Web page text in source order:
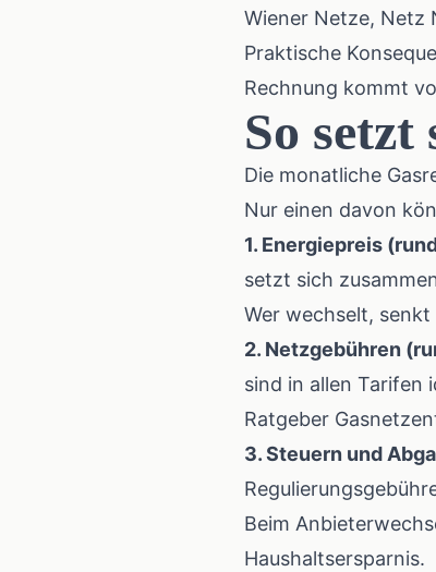
Wiener Netze, Netz
Praktische
Rechnung kommt
So
Die monatliche
Nur einen davon
1. Energiepreis
setzt sich
Wer wechselt,
2. Netzgebühren
sind in allen Tarifen
Ratgeber
3. Steuern und
Beim
Haushaltsersparnis.